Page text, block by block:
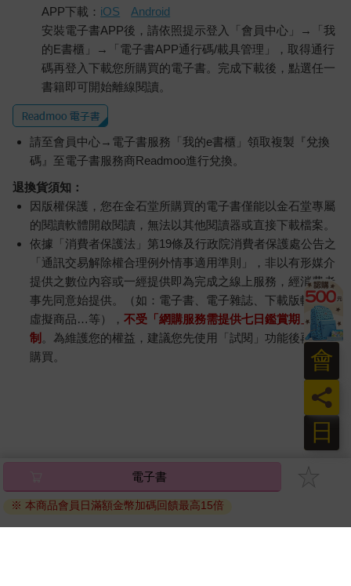
APP下載： iOS
Android
安裝電子書APP後，請依照提示登入「會員中心」→「我
的E書櫃」→「電子書APP通行碼/載具管理」，取得通行
碼再登入下載您所購買的電子書。完成下載後，點選任一
書籍即可開始離線閱讀。
請至會員中心→電子書服務「我的e書櫃」領取複製『兌換
碼』至電子書服務商Readmoo進行兌換。
退換貨須知：
因版權保護，您在金石堂所購買的電子書僅能以金石堂專屬
的閱讀軟體開啟閱讀，無法以其他閱讀器或直接下載檔案。
依據「消費者保護法」第19條及行政院消費者保護處公告之
「通訊交易解除權合理例外情事適用準則」，非以有形媒介
提供之數位內容或一經提供即為完成之線上服務，經消費者
事先同意始提供。（如：電子書、電子雜誌、下載版軟體、
虛擬商品…等），不受「網購服務需提供七日鑑賞期」的限
制 。為維護您的權益，建議您先使用「試閱」功能後再付款
購買。
電子書
※ 本商品會員日滿額金幣加碼回饋最高15倍
日
員
會